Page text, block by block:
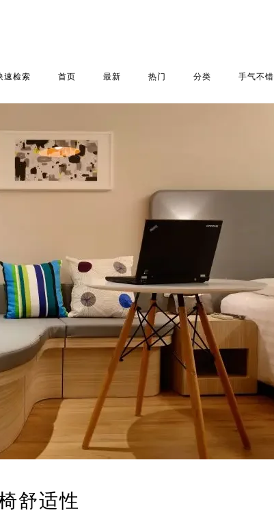
速检索 首页 最新 热门 分类 手气不错
舒适性